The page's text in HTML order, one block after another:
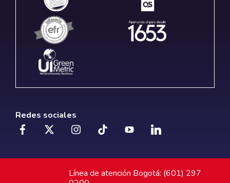
Redes sociales
Línea de atención Bogotá: (601) 297